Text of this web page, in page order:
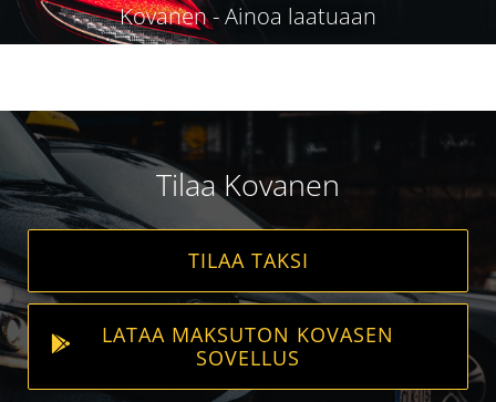
Kovanen - Ainoa laatuaan
Tilaa Kovanen
TILAA TAKSI
LATAA MAKSUTON KOVASEN
SOVELLUS